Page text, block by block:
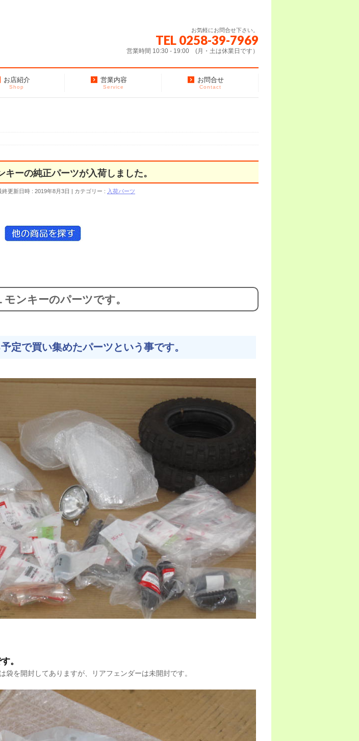
お気軽にお問合せ下さい。
TEL 0258-39-7969
営業時間 10:30 - 19:00 (月・土は休業日です）
お店紹介
Shop
営業内容
Service
お問合せ
Contact
キーの純正パーツが入荷しました。
終更新日時 : 2019年8月3日 カテゴリー : 入荷パーツ
ンキーのパーツです。
定で買い集めたパーツという事です。
。
袋を開封してありますが、リアフェンダーは未開封です。